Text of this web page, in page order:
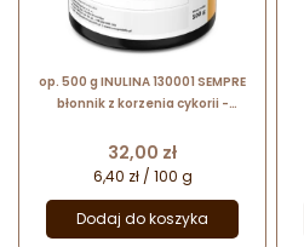
op. 500 g INULINA 130001 SEMPRE
błonnik z korzenia cykorii -
zastosowaniu
Cena
32,00 zł
6,40 zł / 100 g
Dodaj do koszyka